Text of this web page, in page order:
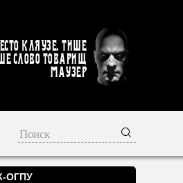
кляузе. Тише
слово товарищ
Маузер
ОГПУ